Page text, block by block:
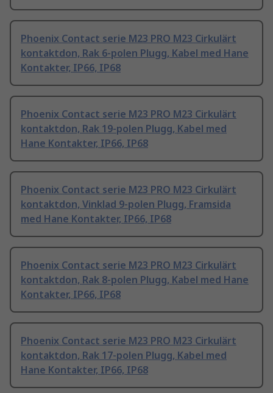
Phoenix Contact serie M23 PRO M23 Cirkulärt
kontaktdon, Rak 6-polen Plugg, Kabel med Hane
Kontakter, IP66, IP68
Phoenix Contact serie M23 PRO M23 Cirkulärt
kontaktdon, Rak 19-polen Plugg, Kabel med
Hane Kontakter, IP66, IP68
Phoenix Contact serie M23 PRO M23 Cirkulärt
kontaktdon, Vinklad 9-polen Plugg, Framsida
med Hane Kontakter, IP66, IP68
Phoenix Contact serie M23 PRO M23 Cirkulärt
kontaktdon, Rak 8-polen Plugg, Kabel med Hane
Kontakter, IP66, IP68
Phoenix Contact serie M23 PRO M23 Cirkulärt
kontaktdon, Rak 17-polen Plugg, Kabel med
Hane Kontakter, IP66, IP68